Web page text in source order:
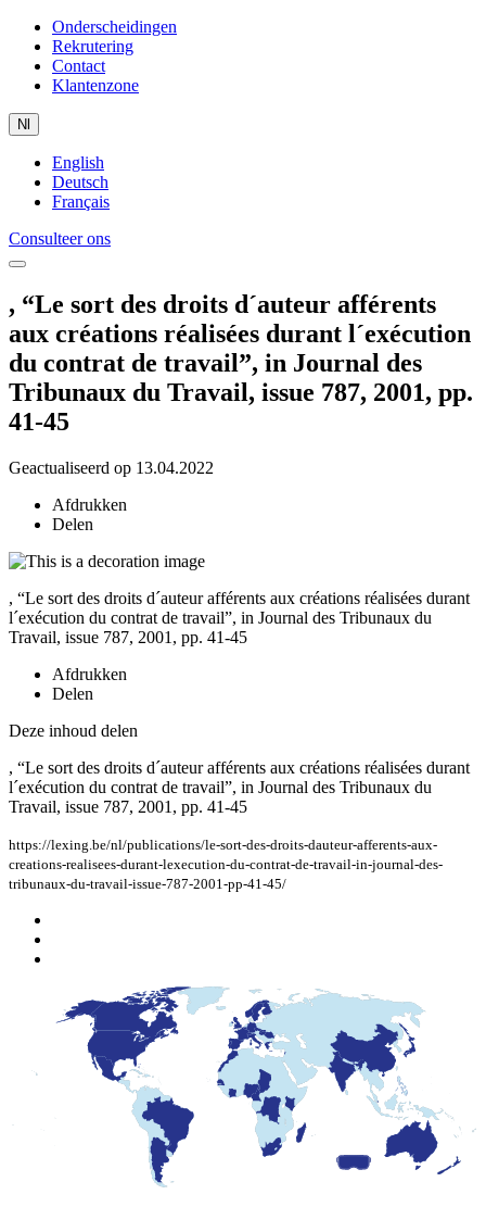
Onderscheidingen
Rekrutering
Contact
Klantenzone
Nl
English
Deutsch
Français
Consulteer ons
, “Le sort des droits d´auteur afférents
aux créations réalisées durant l´exécution
du contrat de travail”, in Journal des
Tribunaux du Travail, issue 787, 2001, pp.
41-45
Geactualiseerd op 13.04.2022
Afdrukken
Delen
, “Le sort des droits d´auteur afférents aux créations réalisées durant
l´exécution du contrat de travail”, in Journal des Tribunaux du
Travail, issue 787, 2001, pp. 41-45
Afdrukken
Delen
Deze inhoud delen
, “Le sort des droits d´auteur afférents aux créations réalisées durant
l´exécution du contrat de travail”, in Journal des Tribunaux du
Travail, issue 787, 2001, pp. 41-45
https://lexing.be/nl/publications/le-sort-des-droits-dauteur-afferents-aux-
creations-realisees-durant-lexecution-du-contrat-de-travail-in-journal-des-
tribunaux-du-travail-issue-787-2001-pp-41-45/